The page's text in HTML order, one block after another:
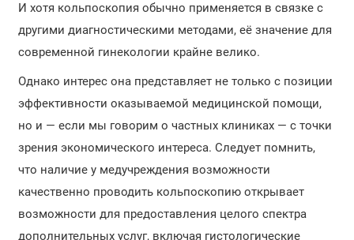
И хотя кольпоскопия обычно применяется в связке с
другими диагностическими методами, её значение для
современной гинекологии крайне велико.
Однако интерес она представляет не только с позиции
эффективности оказываемой медицинской помощи,
но и — если мы говорим о частных клиниках — с точки
зрения экономического интереса. Следует помнить,
что наличие у медучреждения возможности
качественно проводить кольпоскопию открывает
возможности для предоставления целого спектра
дополнительных услуг, включая гистологические